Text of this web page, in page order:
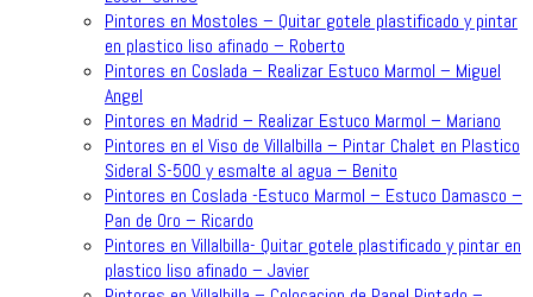
Pintores en Mostoles – Quitar gotele plastificado y pintar
en plastico liso afinado – Roberto
Pintores en Coslada – Realizar Estuco Marmol – Miguel
Angel
Pintores en Madrid – Realizar Estuco Marmol – Mariano
Pintores en el Viso de Villalbilla – Pintar Chalet en Plastico
Sideral S-500 y esmalte al agua – Benito
Pintores en Coslada -Estuco Marmol – Estuco Damasco –
Pan de Oro – Ricardo
Pintores en Villalbilla- Quitar gotele plastificado y pintar en
plastico liso afinado – Javier